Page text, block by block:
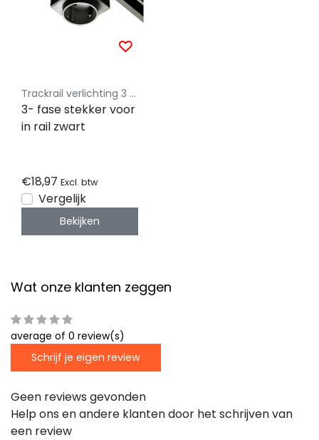
Trackrail verlichting 3 fase Luksus - Budget vriendelijke railverlichting
3- fase stekker voor
in rail zwart
€18,97 Excl. btw
Vergelijk
Bekijken
Wat onze klanten zeggen
average of 0 review(s)
Schrijf je eigen review
Geen reviews gevonden
Help ons en andere klanten door het schrijven van
een review